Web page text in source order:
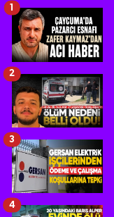
1
2
3
4